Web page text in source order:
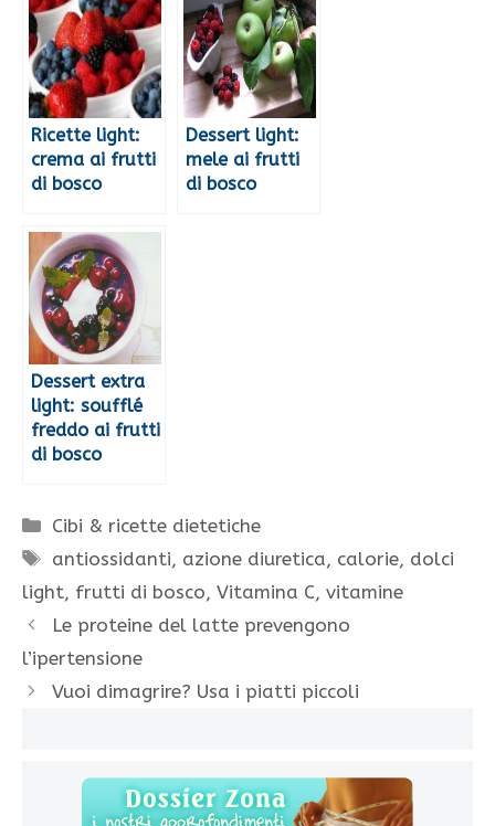
Ricette light:
crema ai frutti
di bosco
Dessert light:
mele ai frutti
di bosco
Dessert extra
light: soufflé
freddo ai frutti
di bosco
Categorie
Cibi & ricette dietetiche
Tag
antiossidanti, azione diuretica, calorie, dolci
light, frutti di bosco, Vitamina C, vitamine
Le proteine del latte prevengono
l’ipertensione
Vuoi dimagrire? Usa i piatti piccoli